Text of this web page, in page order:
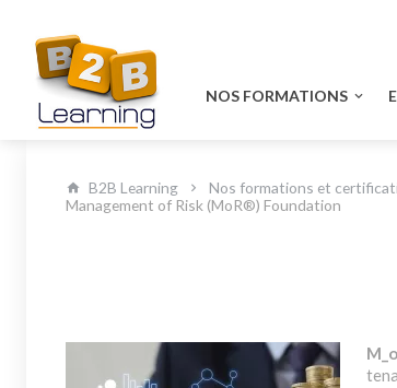
NOS FORMATIONS
B2B Learning Nos formations et
Management of Risk (MoR®) Foundation